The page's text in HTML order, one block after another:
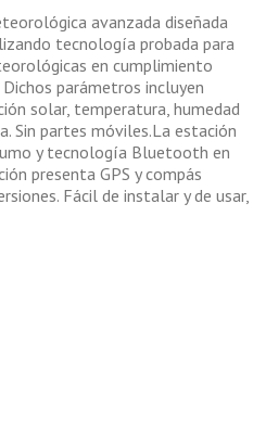
avanzada diseñada
tecnología probada para
en cumplimiento
parámetros incluyen
solar, temperatura, humedad
Sin partes móviles.La estación
y tecnología Bluetooth en
presenta GPS y compás
Fácil de instalar y de usar,